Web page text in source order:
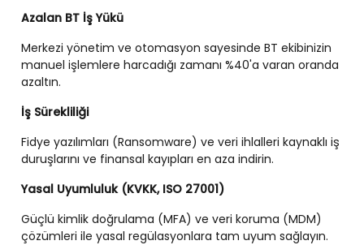
Azalan BT İş Yükü
Merkezi yönetim ve otomasyon sayesinde BT ekibinizin
manuel işlemlere harcadığı zamanı %40'a varan oranda
azaltın.
İş Sürekliliği
Fidye yazılımları (Ransomware) ve veri ihlalleri kaynaklı iş
duruşlarını ve finansal kayıpları en aza indirin.
Yasal Uyumluluk (KVKK, ISO 27001)
Güçlü kimlik doğrulama (MFA) ve veri koruma (MDM)
çözümleri ile yasal regülasyonlara tam uyum sağlayın.